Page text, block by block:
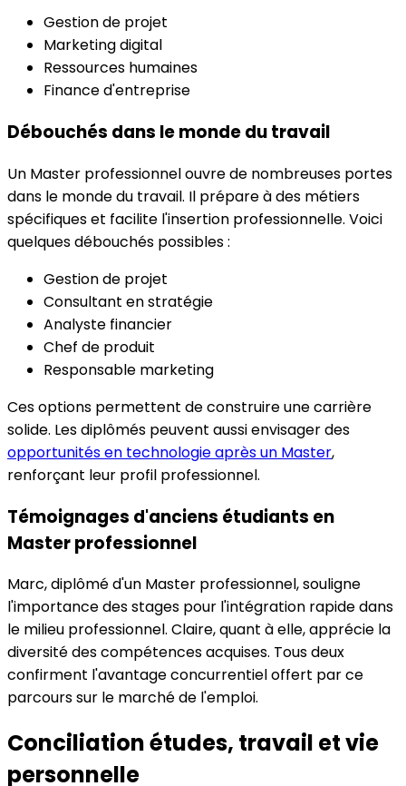
Gestion de projet
Marketing digital
Ressources humaines
Finance d'entreprise
Débouchés dans le monde du travail
Un Master professionnel ouvre de nombreuses portes
dans le monde du travail. Il prépare à des métiers
spécifiques et facilite l'insertion professionnelle. Voici
quelques débouchés possibles :
Gestion de projet
Consultant en stratégie
Analyste financier
Chef de produit
Responsable marketing
Ces options permettent de construire une carrière
solide. Les diplômés peuvent aussi envisager des
opportunités en technologie après un Master,
renforçant leur profil professionnel.
Témoignages d'anciens étudiants en
Master professionnel
Marc, diplômé d'un Master professionnel, souligne
l'importance des stages pour l'intégration rapide dans
le milieu professionnel. Claire, quant à elle, apprécie la
diversité des compétences acquises. Tous deux
confirment l'avantage concurrentiel offert par ce
parcours sur le marché de l'emploi.
Conciliation études, travail et vie
personnelle